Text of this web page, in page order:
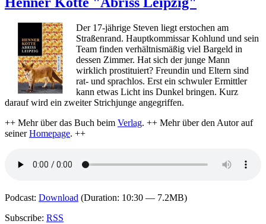
stellt
vor:
Gisa
Klönne
"Nacht
ohne
Schatten"
Der 17-jährige Steven liegt erstochen am
Straßenrand. Hauptkommissar Kohlund und sein
Team finden verhältnismäßig viel Bargeld in
dessen Zimmer. Hat sich der junge Mann
wirklich prostituiert? Freundin und Eltern sind
rat- und sprachlos. Erst ein schwuler Ermittler
kann etwas Licht ins Dunkel bringen. Kurz
darauf wird ein zweiter Strichjunge angegriffen.
++ Mehr über das Buch beim Verlag. ++ Mehr über den Autor auf
seinerHomepage. ++
Podcast: Download (Duration: 10:30 — 7.2MB)
Subscribe: RSS